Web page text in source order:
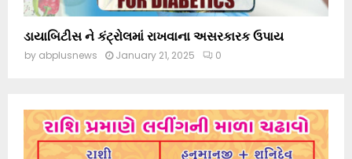
ડાયાબિટીસ ને કંટ્રોલમાં રાખવાના અસરકારક ઉપાય
by abplusnews January 21, 2025 0